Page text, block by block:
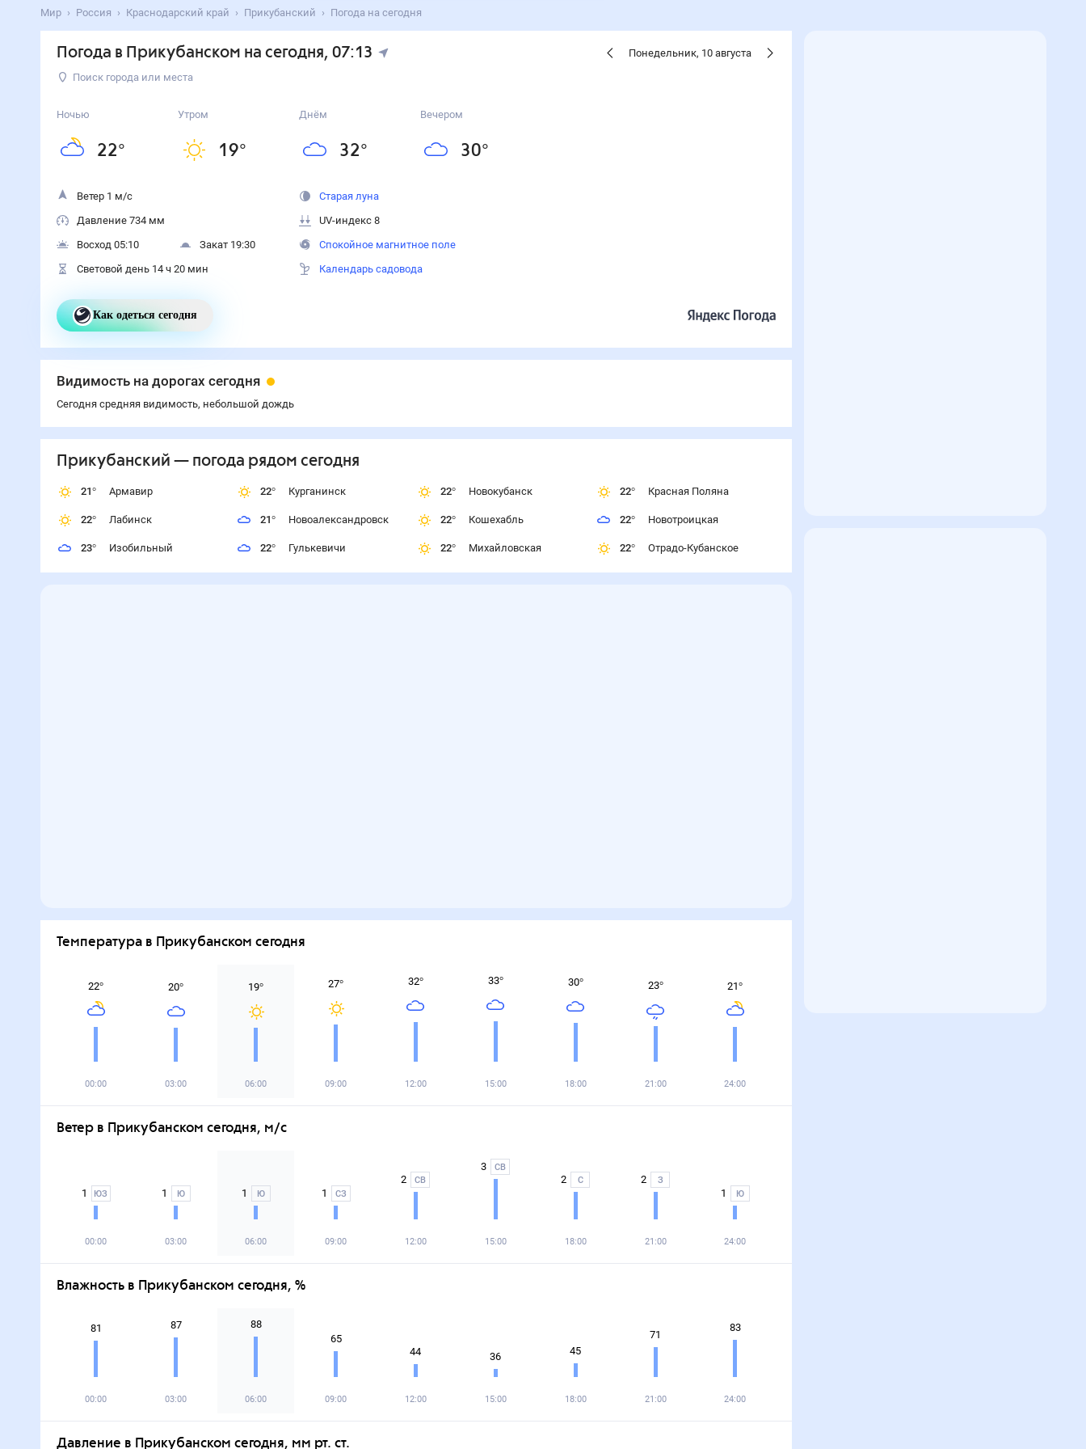
Мир Россия Краснодарский край Прикубанский Погода на сегодня
Погода в Прикубанском на сегодня, 07:13 Понедельник, 10 августа
Поиск города или места
Ночью
22°
Утром
19°
Днём
32°
Вечером
30°
Ветер 1 м/с
Давление 734 мм
Восход 05:10
Закат 19:30
Световой день 14 ч 20 мин
Старая луна
UV-индекс 8
Спокойное магнитное поле
Календарь садовода
Как одеться сегодня
Видимость на дорогах сегодня
Сегодня средняя видимость, небольшой дождь
Прикубанский — погода рядом сегодня
21° Армавир
22° Лабинск
23° Изобильный
22° Курганинск
21° Новоалександровск
22° Гулькевичи
22° Новокубанск
22° Кошехабль
22° Михайловская
22° Красная Поляна
22° Новотроицкая
22° Отрадо-Кубанское
Температура в Прикубанском сегодня
22°
00:00
20°
03:00
19°
06:00
27°
09:00
32°
12:00
33°
15:00
30°
18:00
23°
21:00
21°
24:00
Ветер в Прикубанском сегодня, м/с
1 ЮЗ
00:00
1 Ю
03:00
1 Ю
06:00
1 СЗ
09:00
2 СВ
12:00
3 СВ
15:00
2 С
18:00
2 З
21:00
1 Ю
24:00
Влажность в Прикубанском сегодня, %
81
00:00
87
03:00
88
06:00
65
09:00
44
12:00
36
15:00
45
18:00
71
21:00
83
24:00
Давление в Прикубанском сегодня, мм рт. ст.